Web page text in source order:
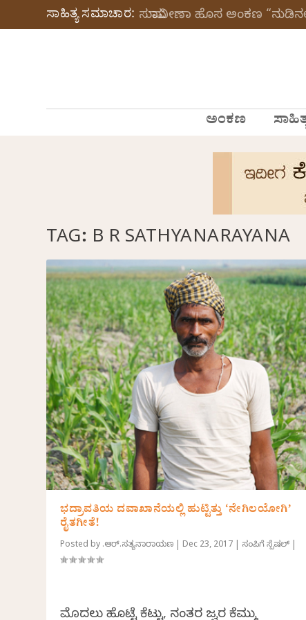
ಸಾಹಿತ್ಯ ಸಮಾಚಾರ: ಸುಮಾವೀಣಾ ಹೊಸ ಅಂಕಣ
ಅಂಕಣ
TAG: B R SATHYANARAYANA
ಭದ್ರಾವತಿಯ ದವಾಖಾನೆಯಲ್ಲಿ ಹುಟ್ಟಿತ್ತು ‘ನೇಗಿಲಯೋಗಿ’
ರೈತಗೀತೆ!
Posted by ಬಿ.ಆರ್.ಸತ್ಯನಾರಾಯಣ Dec 23, 2017 ಸಂಪಿಗೆ ಸ್ಪೆಷಲ್
ಮೊದಲು ಹೊಟ್ಟೆ ಕೆಟ್ಟು, ನಂತರ ಜ್ವರ ಕೆಮ್ಮು